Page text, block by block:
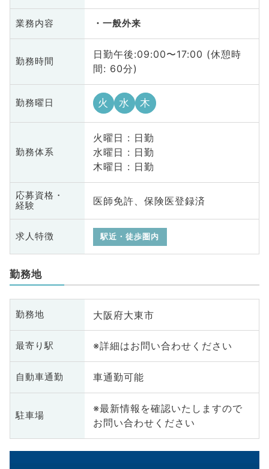
業務内容 一般外来
勤務時間
日勤午後:09:00〜17:00 (休憩時
間: 60分)
勤務曜日 火 水 木
勤務体系
火曜日 : 日勤
水曜日 : 日勤
木曜日 : 日勤
応募資格・
経験
医師免許、保険医登録済
求人特徴 駅近・徒歩圏内
勤務地
勤務地 大阪府大東市
最寄り駅 ※詳細はお問い合わせください
自動車通勤 車通勤可能
駐車場
※最新情報を確認いたしますので
お問い合わせください